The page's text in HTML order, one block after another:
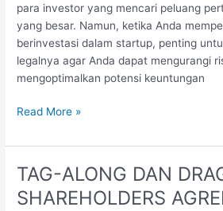
para investor yang mencari peluang
yang besar. Namun, ketika Anda
berinvestasi dalam startup, penting
legalnya agar Anda dapat mengurangi
mengoptimalkan potensi keuntungan
Investasi
Dilihat
dari
Aspek
Legal
Read More »
TAG-ALONG DAN
SHAREHOLDERS